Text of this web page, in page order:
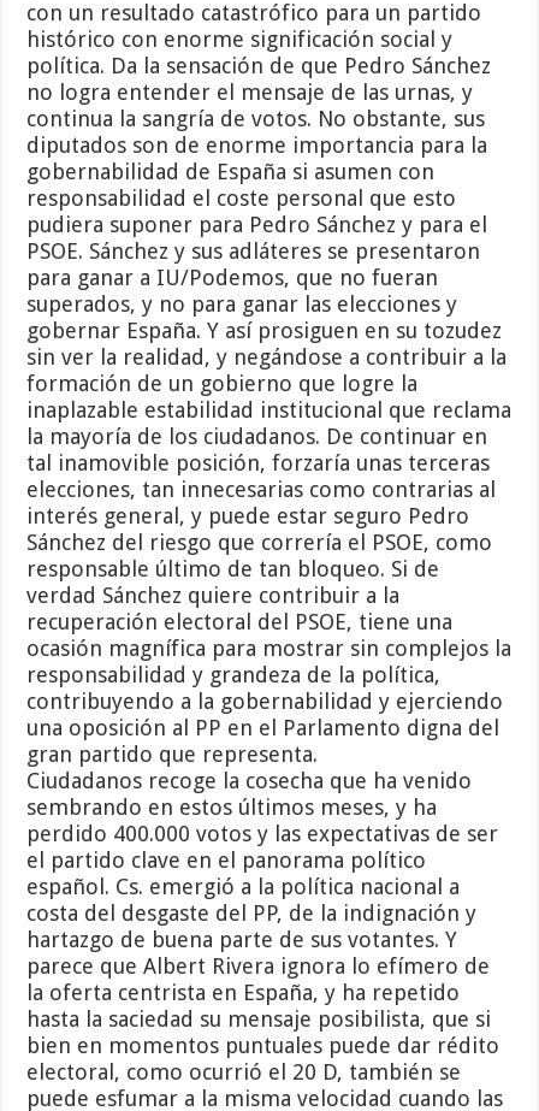
con un resultado catastrófico para un partido
histórico con enorme significación social y
política. Da la sensación de que Pedro Sánchez
no logra entender el mensaje de las urnas, y
continua la sangría de votos. No obstante, sus
diputados son de enorme importancia para la
gobernabilidad de España si asumen con
responsabilidad el coste personal que esto
pudiera suponer para Pedro Sánchez y para el
PSOE. Sánchez y sus adláteres se presentaron
para ganar a IU/Podemos, que no fueran
superados, y no para ganar las elecciones y
gobernar España. Y así prosiguen en su tozudez
sin ver la realidad, y negándose a contribuir a la
formación de un gobierno que logre la
inaplazable estabilidad institucional que reclama
la mayoría de los ciudadanos. De continuar en
tal inamovible posición, forzaría unas terceras
elecciones, tan innecesarias como contrarias al
interés general, y puede estar seguro Pedro
Sánchez del riesgo que correría el PSOE, como
responsable último de tan bloqueo. Si de
verdad Sánchez quiere contribuir a la
recuperación electoral del PSOE, tiene una
ocasión magnífica para mostrar sin complejos la
responsabilidad y grandeza de la política,
contribuyendo a la gobernabilidad y ejerciendo
una oposición al PP en el Parlamento digna del
gran partido que representa.
Ciudadanos recoge la cosecha que ha venido
sembrando en estos últimos meses, y ha
perdido 400.000 votos y las expectativas de ser
el partido clave en el panorama político
español. Cs. emergió a la política nacional a
costa del desgaste del PP, de la indignación y
hartazgo de buena parte de sus votantes. Y
parece que Albert Rivera ignora lo efímero de
la oferta centrista en España, y ha repetido
hasta la saciedad su mensaje posibilista, que si
bien en momentos puntuales puede dar rédito
electoral, como ocurrió el 20 D, también se
puede esfumar a la misma velocidad cuando las